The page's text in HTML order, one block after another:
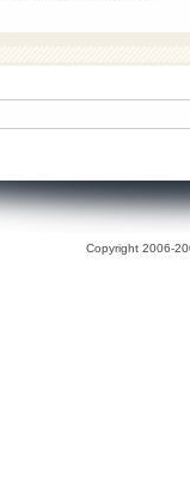
Copyright 2006-